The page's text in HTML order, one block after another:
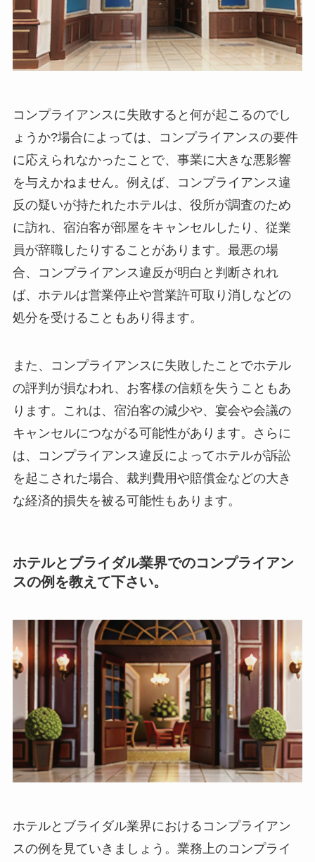
コンプライアンスに失敗すると何が起こるのでし
ょうか?場合によっては、コンプライアンスの要件
に応えられなかったことで、事業に大きな悪影響
を与えかねません。例えば、コンプライアンス違
反の疑いが持たれたホテルは、役所が調査のため
に訪れ、宿泊客が部屋をキャンセルしたり、従業
員が辞職したりすることがあります。最悪の場
合、コンプライアンス違反が明白と判断されれ
ば、ホテルは営業停止や営業許可取り消しなどの
処分を受けることもあり得ます。
また、コンプライアンスに失敗したことでホテル
の評判が損なわれ、お客様の信頼を失うこともあ
ります。これは、宿泊客の減少や、宴会や会議の
キャンセルにつながる可能性があります。さらに
は、コンプライアンス違反によってホテルが訴訟
を起こされた場合、裁判費用や賠償金などの大き
な経済的損失を被る可能性もあります。
ホテルとブライダル業界でのコンプライアン
スの例を教えて下さい。
ホテルとブライダル業界におけるコンプライアン
スの例を見ていきましょう。 業務上のコンプライ